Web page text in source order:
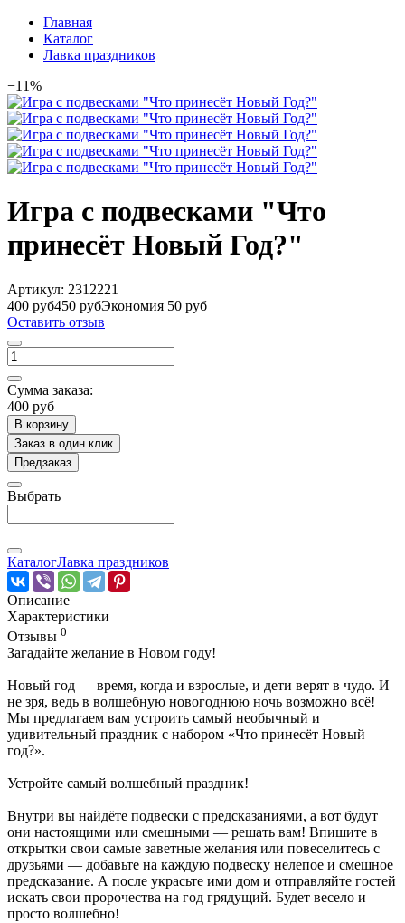
Главная
Каталог
Лавка праздников
−11%
Игра с подвесками "Что
принесёт Новый Год?"
Артикул: 2312221
400 руб450 рубЭкономия 50 руб
Оставить отзыв
Сумма заказа:
400 руб
В корзину
Заказ в один клик
Предзаказ
Выбрать
КаталогЛавка праздников
Описание
Характеристики
Отзывы 0
Загадайте желание в Новом году!
Новый год — время, когда и взрослые, и дети верят в чудо. И
не зря, ведь в волшебную новогоднюю ночь возможно всё!
Мы предлагаем вам устроить самый необычный и
удивительный праздник с набором «Что принесёт Новый
год?».
Устройте самый волшебный праздник!
Внутри вы найдёте подвески с предсказаниями, а вот будут
они настоящими или смешными — решать вам! Впишите в
открытки свои самые заветные желания или повеселитесь с
друзьями — добавьте на каждую подвеску нелепое и смешное
предсказание. А после украсьте ими дом и отправляйте гостей
искать свои пророчества на год грядущий. Будет весело и
просто волшебно!